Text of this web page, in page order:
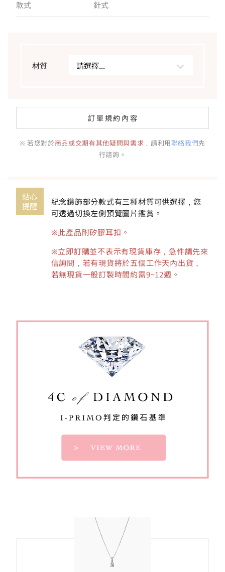
款式 針式
材質 請選擇...
訂單規約內容
※ 若您對於商品或交期有其他疑問與需求 ，請利用聯絡我們先
行諮詢。
貼心
提醒
紀念鑽飾部分款式有三種材質可供選擇，您
可透過切換左側預覽圖片鑑賞。
※此產品附矽膠耳扣 。
※立即訂購並不表示有現貨庫存，急件請先來
信詢問，若有現貨將於五個工作天內出貨，
若無現貨一般訂製時間約需9~12週。